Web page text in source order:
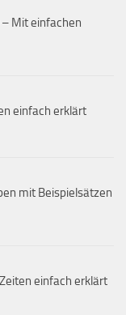
Mit einfachen
einfach erklärt
mit Beispielsätzen
einfach erklärt